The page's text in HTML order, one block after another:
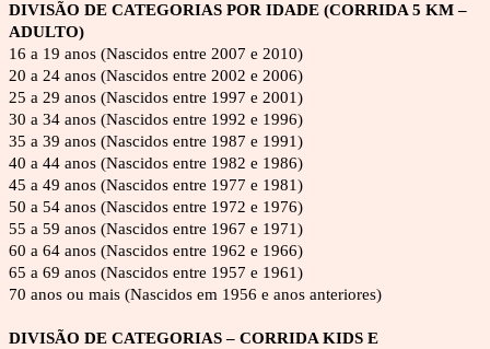
DIVISÃO DE CATEGORIAS POR IDADE (CORRIDA 5 KM –
ADULTO)
16 a 19 anos (Nascidos entre 2007 e 2010)
20 a 24 anos (Nascidos entre 2002 e 2006)
25 a 29 anos (Nascidos entre 1997 e 2001)
30 a 34 anos (Nascidos entre 1992 e 1996)
35 a 39 anos (Nascidos entre 1987 e 1991)
40 a 44 anos (Nascidos entre 1982 e 1986)
45 a 49 anos (Nascidos entre 1977 e 1981)
50 a 54 anos (Nascidos entre 1972 e 1976)
55 a 59 anos (Nascidos entre 1967 e 1971)
60 a 64 anos (Nascidos entre 1962 e 1966)
65 a 69 anos (Nascidos entre 1957 e 1961)
70 anos ou mais (Nascidos em 1956 e anos anteriores)
DIVISÃO DE CATEGORIAS – CORRIDA KIDS E